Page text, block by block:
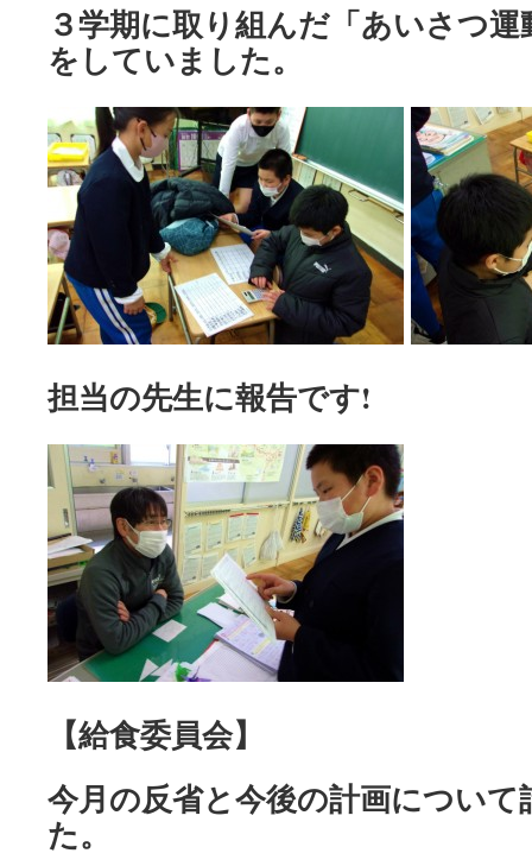
３学期に取り組んだ「あいさつ
をしていました。
担当の先生に報告です!
【給食委員会】
今月の反省と今後の計画につい
た。